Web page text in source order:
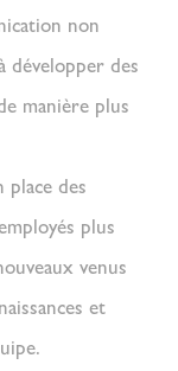
non
développer des
manière plus
place des
plus
venus
et